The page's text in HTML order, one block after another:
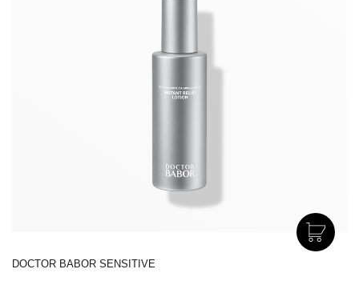
DOCTOR BABOR SENSITIVE